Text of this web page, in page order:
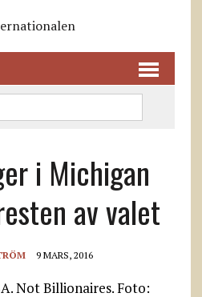
i Michigan
av valet
9 MARS, 2016